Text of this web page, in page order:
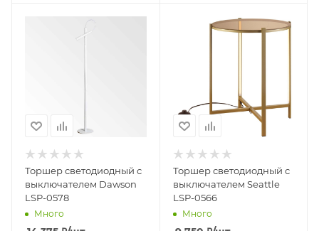
Торшер светодиодный с
выключателем Dawson
LSP-0578
Много
Торшер светодиодный с
выключателем Seattle
LSP-0566
Много